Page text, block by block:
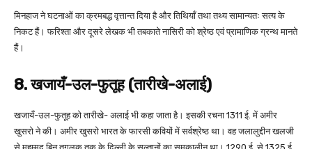
मिनहाज ने घटनाओं का क्रमबद्ध वृत्तान्त दिया है और तिथियाँ तथा तथ्य सामान्यतः सत्य के
निकट हैं। फरिश्ता और दूसरे लेखक भी तबकाते नासिरी को श्रेष्ठ एवं प्रामाणिक ग्रन्थ मानते
हैं।
8. खजायँ-उल-फुतूह (तारीखे-अलाई)
खजायँ-उल-फुतूह को तारीखे- अलाई भी कहा जाता है। इसकी रचना 1311 ई. में अमीर
खुसरो ने की। अमीर खुसरो भारत के फारसी कवियों में सर्वश्रेष्ठ था। वह जलालुद्दीन खलजी